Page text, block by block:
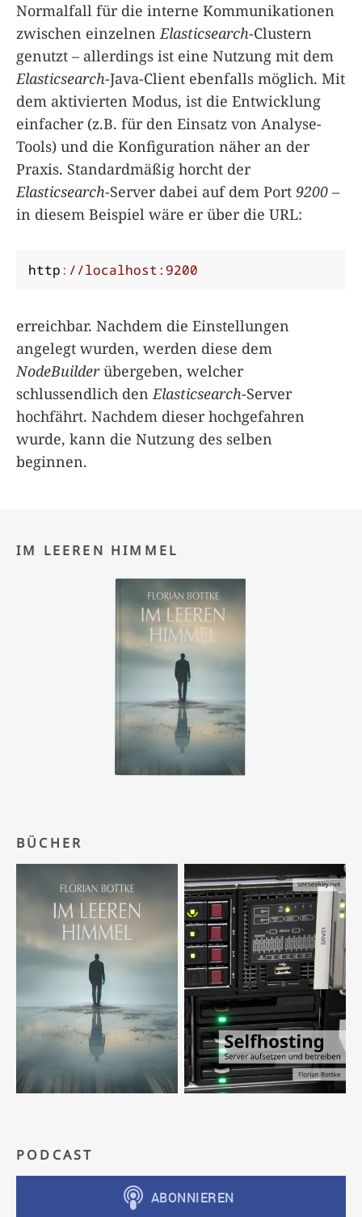
Normalfall für die interne Kommunikationen
zwischen einzelnenElasticsearch-Clustern
genutzt – allerdings ist eine Nutzung mit dem
Elasticsearch-Java-Client ebenfalls möglich. Mit
dem aktivierten Modus, ist die Entwicklung
einfacher (z.B. für den Einsatz von Analyse-
Tools) und die Konfiguration näher an der
Praxis. Standardmäßig horcht der
Elasticsearch-Server dabei auf dem Port 9200 –
in diesem Beispiel wäre er über die URL:
http: //localhost:9200
erreichbar. Nachdem die Einstellungen
angelegt wurden, werden diese dem
NodeBuilderübergeben, welcher
schlussendlich denElasticsearch-Server
hochfährt. Nachdem dieser hochgefahren
wurde, kann die Nutzung des selben
beginnen.
IM LEEREN HIMMEL
BÜCHER
PODCAST